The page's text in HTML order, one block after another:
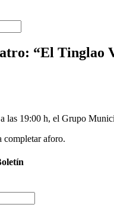
“El Tinglao
las 19:00 h, el Grupo
completar aforo.